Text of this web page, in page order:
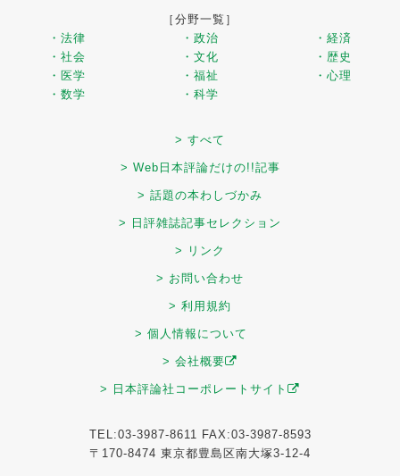
［分野一覧］
・法律
・政治
・経済
・社会
・文化
・歴史
・医学
・福祉
・心理
・数学
・科学
> すべて
> Web日本評論だけの!!記事
> 話題の本わしづかみ
> 日評雑誌記事セレクション
> リンク
> お問い合わせ
> 利用規約
> 個人情報について
> 会社概要
> 日本評論社コーポレートサイト
TEL:03-3987-8611 FAX:03-3987-8593
〒170-8474 東京都豊島区南大塚3-12-4